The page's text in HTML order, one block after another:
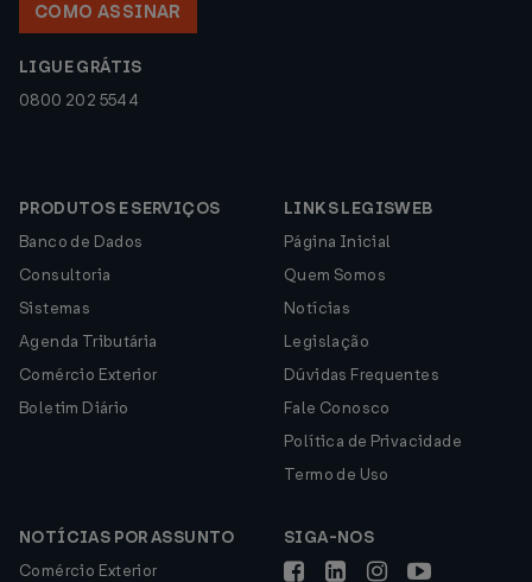
COMO ASSINAR
LIGUE GRÁTIS
0800 202 5544
PRODUTOS E SERVIÇOS
Banco de Dados
Consultoria
Sistemas
Agenda Tributária
Comércio Exterior
Boletim Diário
LINKS LEGISWEB
Página Inicial
Quem Somos
Notícias
Legislação
Dúvidas Frequentes
Fale Conosco
Política de Privacidade
Termo de Uso
NOTÍCIAS POR ASSUNTO
Comércio Exterior
SIGA-NOS